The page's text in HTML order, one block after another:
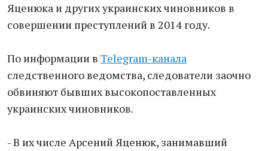
Яценюка и других украинских чиновников в
совершении преступлений в 2014 году.
По информации в Telegram-канала
следственного ведомства, следователи заочно
обвиняют бывших высокопоставленных
украинских чиновников.
- В их числе Арсений Яценюк, занимавший